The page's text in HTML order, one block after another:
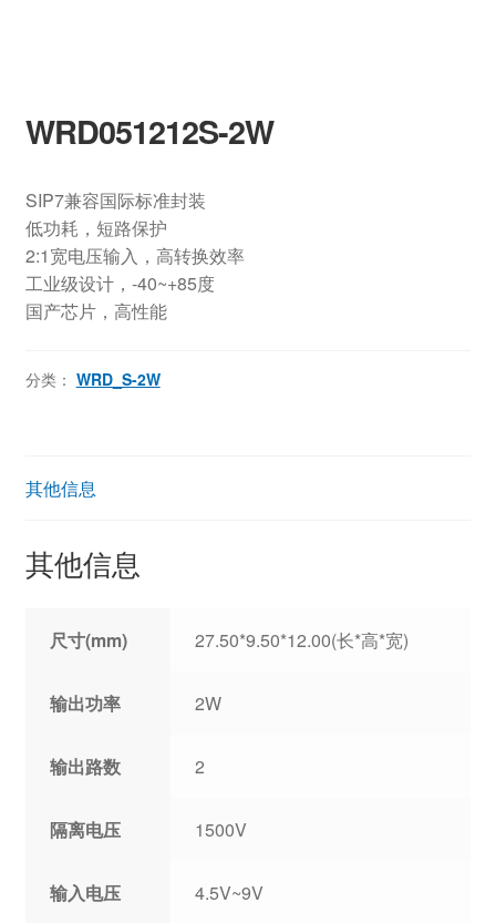
WRD051212S-2W
SIP7兼容国际标准封装
低功耗，短路保护
2:1宽电压输入，高转换效率
工业级设计，-40~+85度
国产芯片，高性能
分类： WRD_S-2W
其他信息
其他信息
尺寸(mm) 27.50*9.50*12.00(长*高*宽)
输出功率 2W
输出路数 2
隔离电压 1500V
输入电压 4.5V~9V